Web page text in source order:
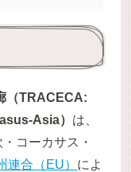
（TRACECA:
Asia） は、
コーカサス・
連合（EU） によ